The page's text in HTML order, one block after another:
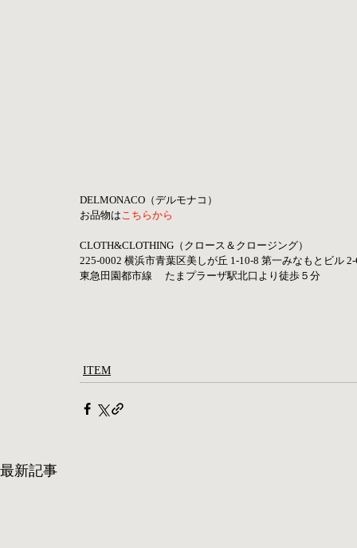
DELMONACO（デルモナコ）
お品物は こちらから
CLOTH&CLOTHING（クロース＆クロージング）
225-0002 横浜市青葉区美しが丘 1-10-8​ 第一みなもとビル
東急田園都市線　 たまプラーザ駅北口より徒歩５分
ITEM
最新記事